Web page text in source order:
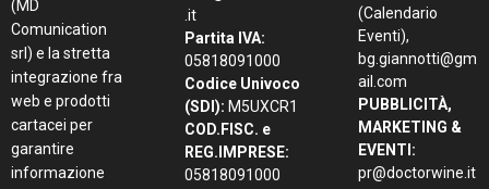
(MD
Comunication
srl) e la stretta
integrazione fra
web e prodotti
cartacei per
garantire
informazione
.it
Partita IVA:
05818091000
Codice Univoco
(SDI): M5UXCR1
COD.FISC. e
REG.IMPRESE:
05818091000
(Calendario
Eventi),
bg.giannotti@gm
ail.com
PUBBLICITÀ,
MARKETING &
EVENTI:
pr@doctorwine.it